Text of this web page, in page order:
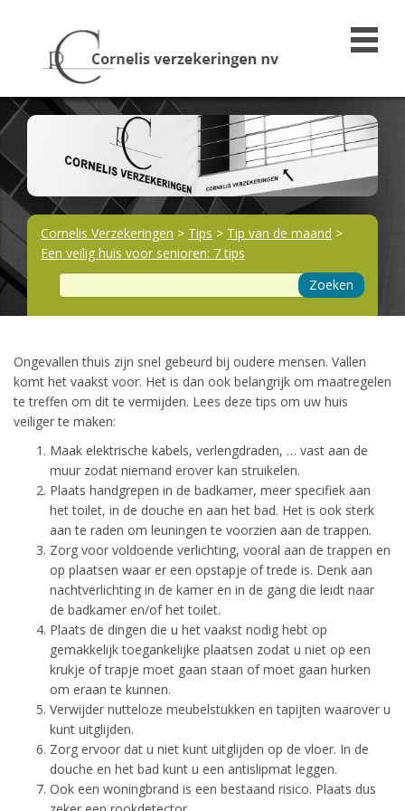
Cornelis Verzekeringen > Tips > Tip van de maand >
Een veilig huis voor senioren: 7 tips
Zoeken
​Ongevallen thuis zijn snel gebeurd bij oudere mensen. Vallen
komt het vaakst voor. Het is dan ook belangrijk om maatregelen
te treffen om dit te vermijden. Lees deze tips om uw huis
veiliger te maken:
​Maak elektrische kabels, verlengdraden, … vast aan de
muur zodat niemand erover kan struikelen.
Plaats handgrepen in de badkamer, meer specifiek aan
het toilet, in de douche en aan het bad. Het is ook sterk
aan te raden om leuningen te voorzien aan de trappen.
Zorg voor voldoende verlichting, vooral aan de trappen en
op plaatsen waar er een opstapje of trede is. Denk aan
nachtverlichting in de kamer en in de gang die leidt naar
de badkamer en/of het toilet.
Plaats de dingen die u het vaakst nodig hebt op
gemakkelijk toegankelijke plaatsen zodat u niet op een
krukje of trapje moet gaan staan of moet gaan hurken
om eraan te kunnen.
Verwijder nutteloze meubelstukken en tapijten waarover u
kunt uitglijden.
Zorg ervoor dat u niet kunt uitglijden op de vloer. In de
douche en het bad kunt u een antislipmat leggen.
Ook een woningbrand is een bestaand risico. Plaats dus